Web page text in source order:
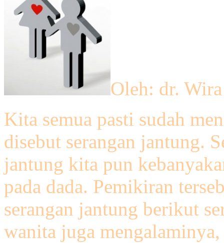
Oleh: dr.
Kita semua pasti sudah
disebut serangan jantung.
jantung kita pun
pada dada. Pemikiran
serangan jantung berikut
wanita juga